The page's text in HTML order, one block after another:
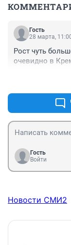
Гость
28 марта,
Рост чуть
очевидно в
Гость
Войти
Новости СМИ2